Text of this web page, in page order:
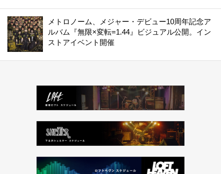
メトロノーム、メジャー・デビュー10周年記念ア
ルバム『無限×変転=1.44』ビジュアル公開。イン
ストアイベント開催